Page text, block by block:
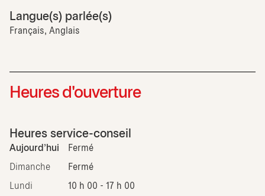
Langue(s) parlée(s)
Français, Anglais
Heures d'ouverture
Heures service-conseil
Aujourd'hui Fermé
Dimanche Fermé
Lundi 10 h 00 - 17 h 00